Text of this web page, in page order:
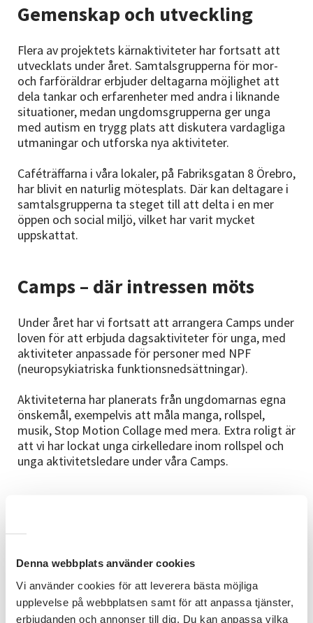
Denna webbplats använder cookies
Vi använder cookies för att leverera bästa möjliga
upplevelse på webbplatsen samt för att anpassa tjänster,
erbjudanden och annonser till dig. Du kan anpassa vilka
Gemenskap och utveckling
Flera av projektets kärnaktiviteter har fortsatt att
utvecklats under året. Samtalsgrupperna för mor-
och farföräldrar erbjuder deltagarna möjlighet att
dela tankar och erfarenheter med andra i liknande
situationer, medan ungdomsgrupperna ger unga
med autism en trygg plats att diskutera vardagliga
utmaningar och utforska nya aktiviteter.
Caféträffarna i våra lokaler, på Fabriksgatan 8 Örebro,
har blivit en naturlig mötesplats. Där kan deltagare i
samtalsgrupperna ta steget till att delta i en mer
öppen och social miljö, vilket har varit mycket
uppskattat.
Camps – där intressen möts
Under året har vi fortsatt att arrangera Camps under
loven för att erbjuda dagsaktiviteter för unga, med
aktiviteter anpassade för personer med NPF
(neuropsykiatriska funktionsnedsättningar).
Aktiviteterna har planerats från ungdomarnas egna
önskemål, exempelvis att måla manga, rollspel,
musik, Stop Motion Collage med mera. Extra roligt är
att vi har lockat unga cirkelledare inom rollspel och
unga aktivitetsledare under våra Camps.
Vårdcentraler, Barn- och Ungdomspsykiatrin och
Barn- och Ungdomshabiliteringen har börjat hänvisa
ungdomar till oss.